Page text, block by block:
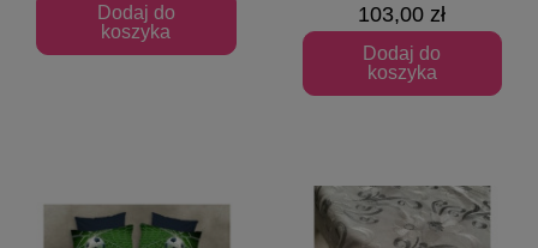
Dodaj do
koszyka
103,00 zł
Dodaj do
koszyka